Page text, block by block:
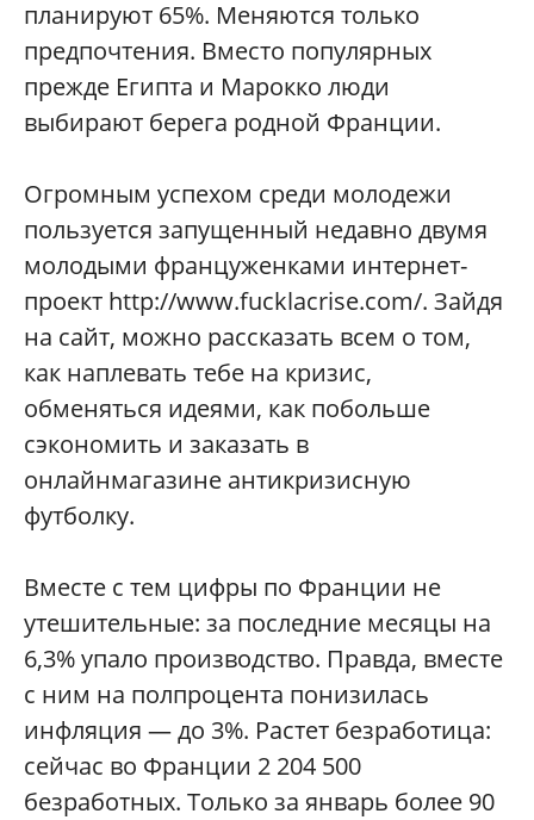
планируют 65%. Меняются только
предпочтения. Вместо популярных
прежде Египта и Марокко люди
выбирают берега родной Франции.
Огромным успехом среди молодежи
пользуется запущенный недавно двумя
молодыми француженками интернет-
проект http://www.fucklacrise.com/. Зайдя
на сайт, можно рассказать всем о том,
как наплевать тебе на кризис,
обменяться идеями, как побольше
сэкономить и заказать в
онлайнмагазине антикризисную
футболку.
Вместе с тем цифры по Франции не
утешительные: за последние месяцы на
6,3% упало производство. Правда, вместе
с ним на полпроцента понизилась
инфляция — до 3%. Растет безработица:
сейчас во Франции 2 204 500
безработных. Только за январь более 90